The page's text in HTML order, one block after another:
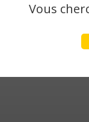
Vous